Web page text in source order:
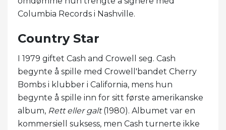
Columbia Records i Nashville.
Country Star
I 1979 giftet Cash and Crowell seg. Cash
begynte å spille med Crowell'bandet Cherry
Bombs i klubber i California, mens hun
begynte å spille inn for sitt første amerikanske
album, Rett eller galt(1980). Albumet var en
kommersiell suksess, men Cash turnerte ikke